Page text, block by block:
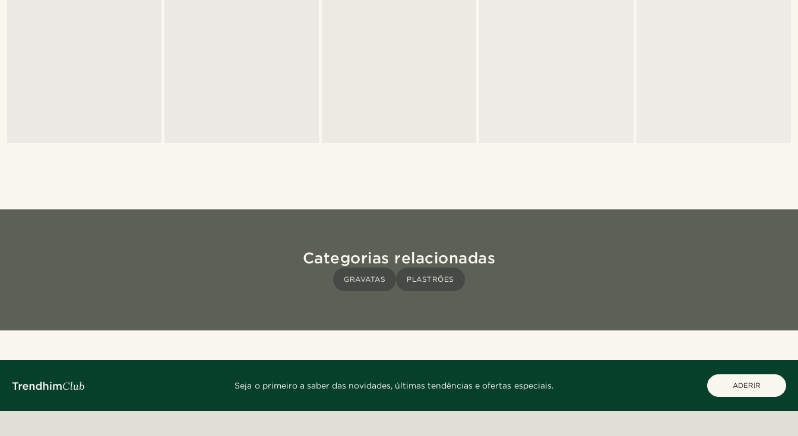
Categorias relacionadas
GRAVATAS PLASTRÕES
Seja o primeiro a saber das novidades, últimas tendências e ofertas especiais. ADERIR